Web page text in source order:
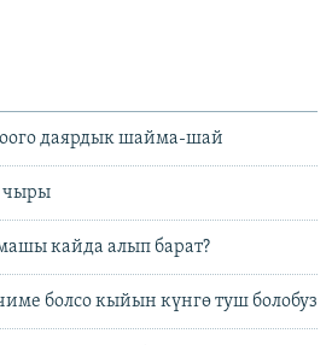
даярдык шайма-шай
чыры
кайда алып барат?
болсо кыйын күнгө туш болобуз